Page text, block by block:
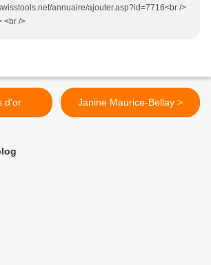
annuaire/ajouter.asp?id=7716<br />
<br />
d'or Janine Maurice-Bellay >